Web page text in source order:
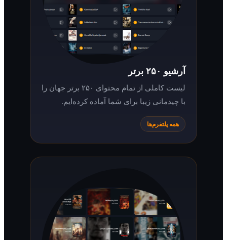
لیست کاملی از تمام محتوای ۲۵۰ برتر جهان را
با چیدمانی زیبا برای شما آماده کرده‌ایم.
همه پلتفرم‌ها